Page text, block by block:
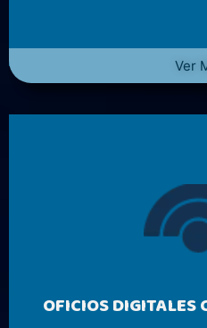
Ver
OFICIOS DIGITALES